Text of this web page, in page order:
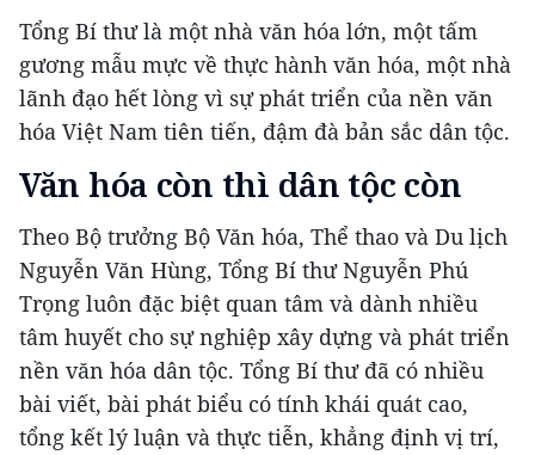
Tổng Bí thư là một nhà văn hóa lớn, một tấm
gương mẫu mực về thực hành văn hóa, một nhà
lãnh đạo hết lòng vì sự phát triển của nền văn
hóa Việt Nam tiên tiến, đậm đà bản sắc dân tộc.
Văn hóa còn thì dân tộc còn
Theo Bộ trưởng Bộ Văn hóa, Thể thao và Du lịch
Nguyễn Văn Hùng, Tổng Bí thư Nguyễn Phú
Trọng luôn đặc biệt quan tâm và dành nhiều
tâm huyết cho sự nghiệp xây dựng và phát triển
nền văn hóa dân tộc. Tổng Bí thư đã có nhiều
bài viết, bài phát biểu có tính khái quát cao,
tổng kết lý luận và thực tiễn, khẳng định vị trí,